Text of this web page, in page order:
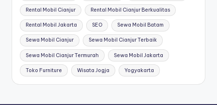
Rental Mobil Cianjur Rental Mobil Cianjur Berkualitas
Rental Mobil Jakarta SEO Sewa Mobil Batam
Sewa Mobil Cianjur Sewa Mobil Cianjur Terbaik
Sewa Mobil Cianjur Termurah Sewa Mobil Jakarta
Toko Furniture Wisata Jogja Yogyakarta